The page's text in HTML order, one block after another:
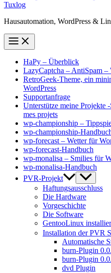
Tuxlog
Hausautomation, WordPress &
HaPy – Überblick
LazyCaptcha – AntiSpam –
RetroGeek-Theme, ein
WordPress
Supportanfrage
Unterstütze meine Projekte
mes projets
wp-championship –
wp-championship-
wp-forecast – Wetter für
wp-forecast-Handbuch
wp-monalisa – Smilies für
wp-monalisa-Handbuch
PVR-Projekt
Haftungsausschluss
Die Hardware
Vorgeschichte
Die Software
GentooLinux
Installation der PVR
Automatische
burn-Plugin
burn-Plugin
dvd Plugin